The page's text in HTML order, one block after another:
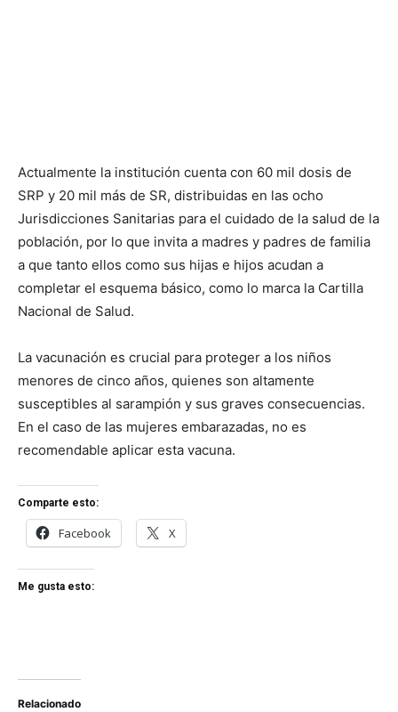
Actualmente la institución cuenta con 60 mil dosis de
SRP y 20 mil más de SR, distribuidas en las ocho
Jurisdicciones Sanitarias para el cuidado de la salud de la
población, por lo que invita a madres y padres de familia
a que tanto ellos como sus hijas e hijos acudan a
completar el esquema básico, como lo marca la Cartilla
Nacional de Salud.
La vacunación es crucial para proteger a los niños
menores de cinco años, quienes son altamente
susceptibles al sarampión y sus graves consecuencias.
En el caso de las mujeres embarazadas, no es
recomendable aplicar esta vacuna.
Comparte esto:
Facebook X
Me gusta esto:
Relacionado